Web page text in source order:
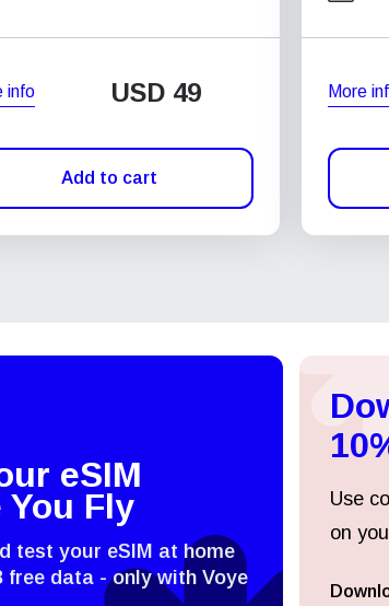
info USD 49
Add to cart
More
eSIM
You Fly
test your eSIM at home
free data - only with Voye
Use
on
Log in or sign